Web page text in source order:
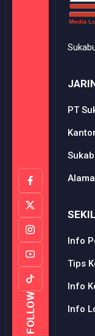
FOLLOW
PT
Info
Tips
Info
Info